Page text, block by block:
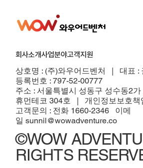
회사소개사업분야고객지원
상호명 : (주)와우어드벤처 | 대표
등록번호 : 797-52-00777
주소 : 서울특별시 성동구 성수동2
휴먼테코 304호 | 개인정보보호책
고객문의 : 전화 1660-2346 이메
일sunnil@wowadventure.co
©WOW
RIGHTS